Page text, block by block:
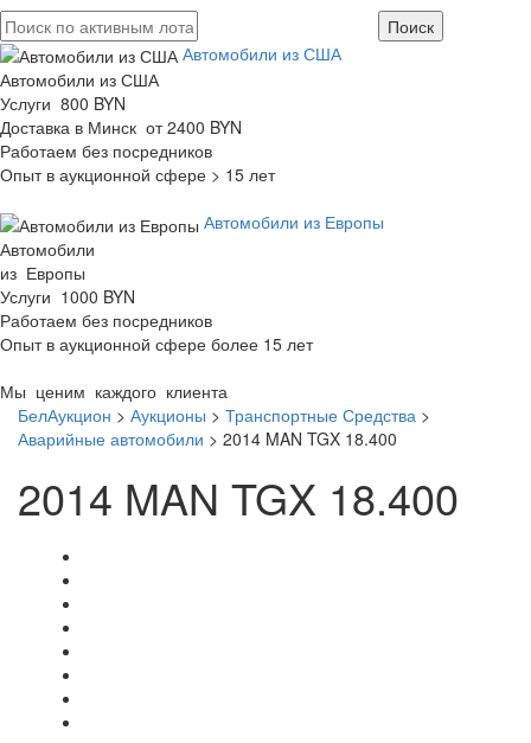
Автомобили из США
Автомобили из США
Услуги 800 BYN
Доставка в Минск от 2400 BYN
Работаем без посредников
Опыт в аукционной сфере > 15 лет
Автомобили из Европы
Автомобили
из Европы
Услуги 1000 BYN
Работаем без посредников
Опыт в аукционной сфере более 15 лет
Мы ценим каждого клиента
БелАукцион > Аукционы > Транспортные Средства >
Аварийные автомобили > 2014 MAN TGX 18.400
2014 MAN TGX 18.400